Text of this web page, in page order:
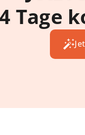
Tage